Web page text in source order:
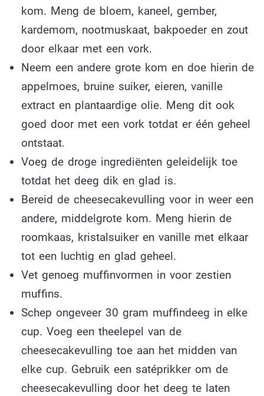
kom. Meng de bloem, kaneel, gember,
kardemom, nootmuskaat, bakpoeder en zout
door elkaar met een vork.
Neem een andere grote kom en doe hierin de
appelmoes, bruine suiker, eieren, vanille
extract en plantaardige olie. Meng dit ook
goed door met een vork totdat er één geheel
ontstaat.
Voeg de droge ingrediënten geleidelijk toe
totdat het deeg dik en glad is.
Bereid de cheesecakevulling voor in weer een
andere, middelgrote kom. Meng hierin de
roomkaas, kristalsuiker en vanille met elkaar
tot een luchtig en glad geheel.
Vet genoeg muffinvormen in voor zestien
muffins.
Schep ongeveer 30 gram muffindeeg in elke
cup. Voeg een theelepel van de
cheesecakevulling toe aan het midden van
elke cup. Gebruik een satéprikker om de
cheesecakevulling door het deeg te laten